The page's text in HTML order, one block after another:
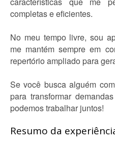
completas e eficientes.
No meu tempo livre, sou
me mantém sempre em
repertório ampliado para
Se você busca alguém
para transformar
podemos trabalhar juntos!
Resumo da